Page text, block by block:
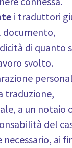
i traduttori
di quanto
svolto.
traduzione,
a un notaio
del
ai